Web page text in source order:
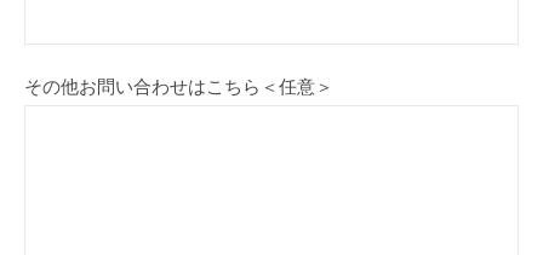
その他お問い合わせはこちら＜任意＞